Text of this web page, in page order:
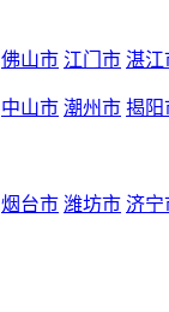
佛山市 江门市 湛江
中山市 潮州市 揭阳
烟台市 潍坊市 济宁